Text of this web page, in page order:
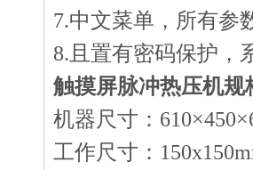
7.中文菜单，所有参
8.且置有密码保护，
触摸屏脉冲热压机规
机器尺寸：
工作尺寸：